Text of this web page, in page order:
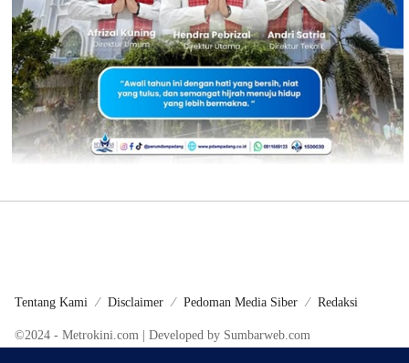
Tentang Kami Disclaimer Pedoman Media Siber Redaksi
©2024 - Metrokini.com | Developed by Sumbarweb.com